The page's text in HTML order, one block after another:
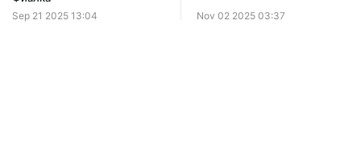
Sep 21 2025 13:04 Nov 02 2025 03:37